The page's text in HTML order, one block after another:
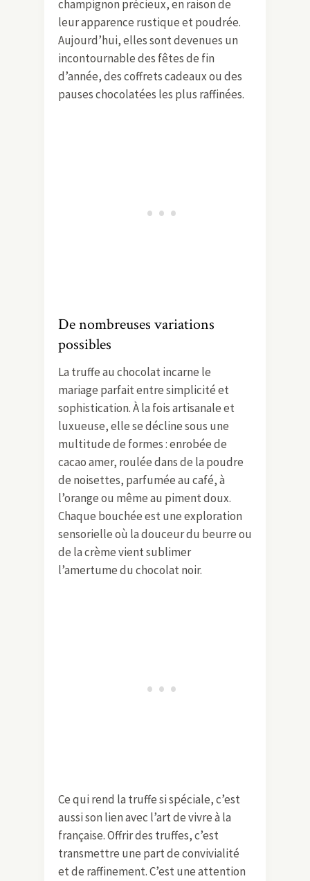
champignon précieux, en raison de
leur apparence rustique et poudrée.
Aujourd’hui, elles sont devenues un
incontournable des fêtes de fin
d’année, des coffrets cadeaux ou des
pauses chocolatées les plus raffinées.
De nombreuses variations
possibles
La truffe au chocolat incarne le
mariage parfait entre simplicité et
sophistication. À la fois artisanale et
luxueuse, elle se décline sous une
multitude de formes : enrobée de
cacao amer, roulée dans de la poudre
de noisettes, parfumée au café, à
l’orange ou même au piment doux.
Chaque bouchée est une exploration
sensorielle où la douceur du beurre ou
de la crème vient sublimer
l’amertume du chocolat noir.
Ce qui rend la truffe si spéciale, c’est
aussi son lien avec l’art de vivre à la
française. Offrir des truffes, c’est
transmettre une part de convivialité
et de raffinement. C’est une attention